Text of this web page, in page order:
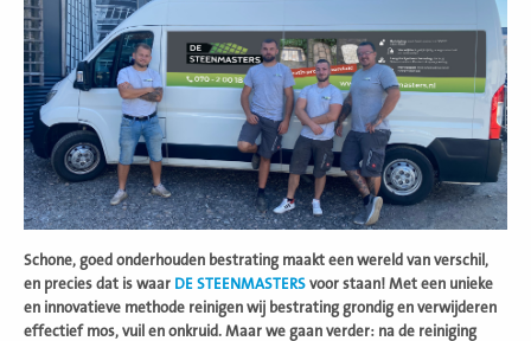
Schone, goed onderhouden bestrating maakt een wereld van verschil,
en precies dat is waar DE STEENMASTERS voor staan! Met een unieke
en innovatieve methode reinigen wij bestrating grondig en verwijderen
effectief mos, vuil en onkruid. Maar we gaan verder: na de reiniging